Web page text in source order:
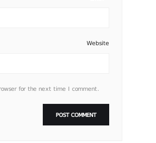
Website
for the next time I comment.